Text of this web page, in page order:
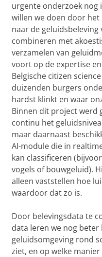
urgente onderzoek nog
willen we doen door
naar de
combineren met
verzamelen van
voort op de expertise
Belgische citizen
duizenden burgers
hardst klinkt en waar
Binnen dit project werd
continu het
maar daarnaast
AI-module die in
kan classificeren
vogels of bouwgeluid).
alleen vaststellen hoe
waardoor dat zo is.
Door belevingsdata te
data leren we nog
geluidsomgeving rond
ziet, en op welke